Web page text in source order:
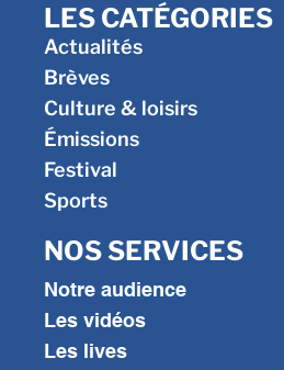
LES CATÉGORIES
Actualités
Brèves
Culture & loisirs
Émissions
Festival
Sports
NOS SERVICES
Notre audience
Les vidéos
Les lives